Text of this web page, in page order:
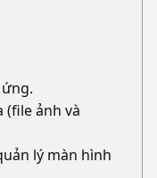
(file ảnh và
lý màn hình